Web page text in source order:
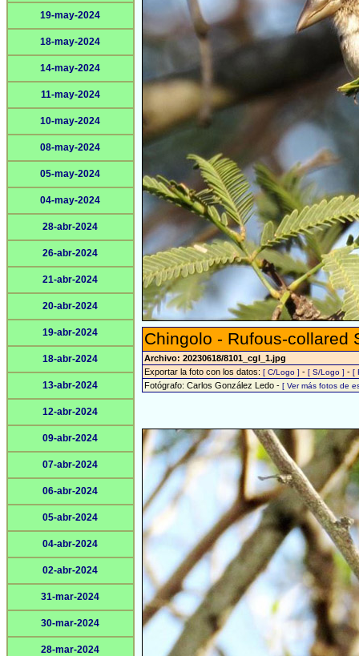
19-may-2024
18-may-2024
14-may-2024
11-may-2024
10-may-2024
08-may-2024
05-may-2024
04-may-2024
28-abr-2024
26-abr-2024
21-abr-2024
20-abr-2024
19-abr-2024
18-abr-2024
13-abr-2024
12-abr-2024
09-abr-2024
07-abr-2024
06-abr-2024
05-abr-2024
04-abr-2024
02-abr-2024
31-mar-2024
30-mar-2024
28-mar-2024
Chingolo - Rufous-collared
Archivo: 20230618/8101_cgl_1.jpg
Exportar la foto con los datos: [ C/Logo ] - [ S/Logo ] - [
Fotógrafo: Carlos González Ledo - [ Ver más fotos de